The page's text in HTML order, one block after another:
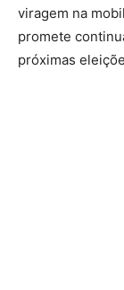
viragem na
promete
próximas